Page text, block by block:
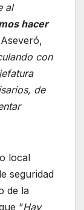
al
hacer
Aseveró,
con
de
local
seguridad
de la
“Hay